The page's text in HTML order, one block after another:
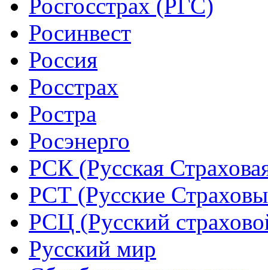
Росгосстрах (РГС)
Росинвест
Россия
Росстрах
Ростра
Росэнерго
РСК (Русская
РСТ (Русские
РСЦ (Русский
Русский мир